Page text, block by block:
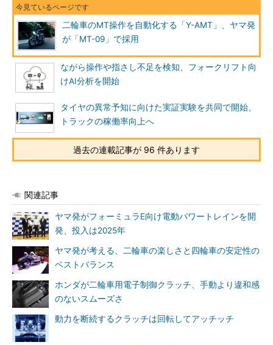
二輪車のMT操作を自動化する「Y-AMT」、ヤマ発
が「MT-09」で採用
ながら操作や指さし不足を検知、フォークリフト向
けAI分析を開始
タイヤの異常予知に向けた実証実験を共同で開始、
トラックの稼働率向上へ
過去の連載記事が 96 件あります
関連記事
ヤマ発がフォーミュラE向け電動パワートレインを開
発、投入は2025年
ヤマ発が考える、二輪車の楽しさと四輪車の安定性の
ベストバランス
ホンダが二輪車用電子制御クラッチ、手動より違和感
のないスムーズさ
動力を断続するクラッチは回転してアッチッチ